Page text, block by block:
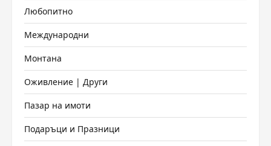
Любопитно
Международни
Монтана
Оживление | Други
Пазар на имоти
Подаръци и Празници